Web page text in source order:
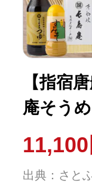
【指宿
庵そう
(IB014-
11,100
出典：さと